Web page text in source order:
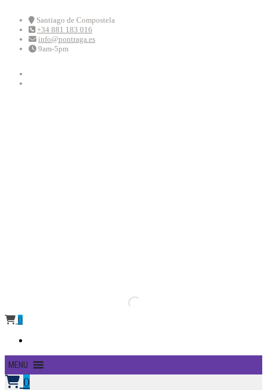
content
Santiago de Compostela
+34 881 183 016
info@pontraga.es
9am-5pm
0
Primary
Menu
MENU
0